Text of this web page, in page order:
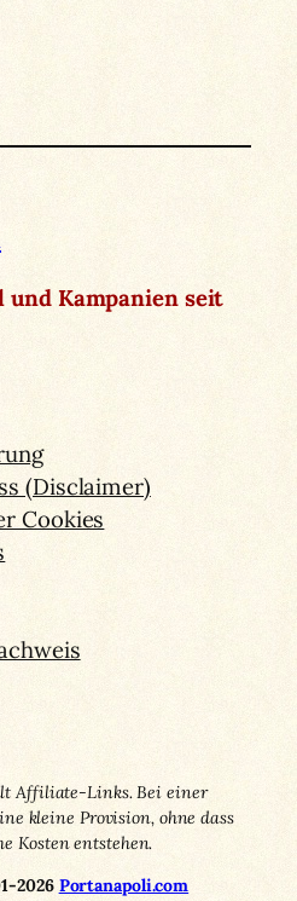
und Kampanien seit
(Disclaimer)
Cookies
Affiliate-Links. Bei einer
kleine Provision, ohne dass
Kosten entstehen.
2026 Portanapoli.com